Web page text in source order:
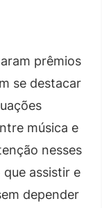
prêmios
se destacar
música e
nesses
assistir e
depender